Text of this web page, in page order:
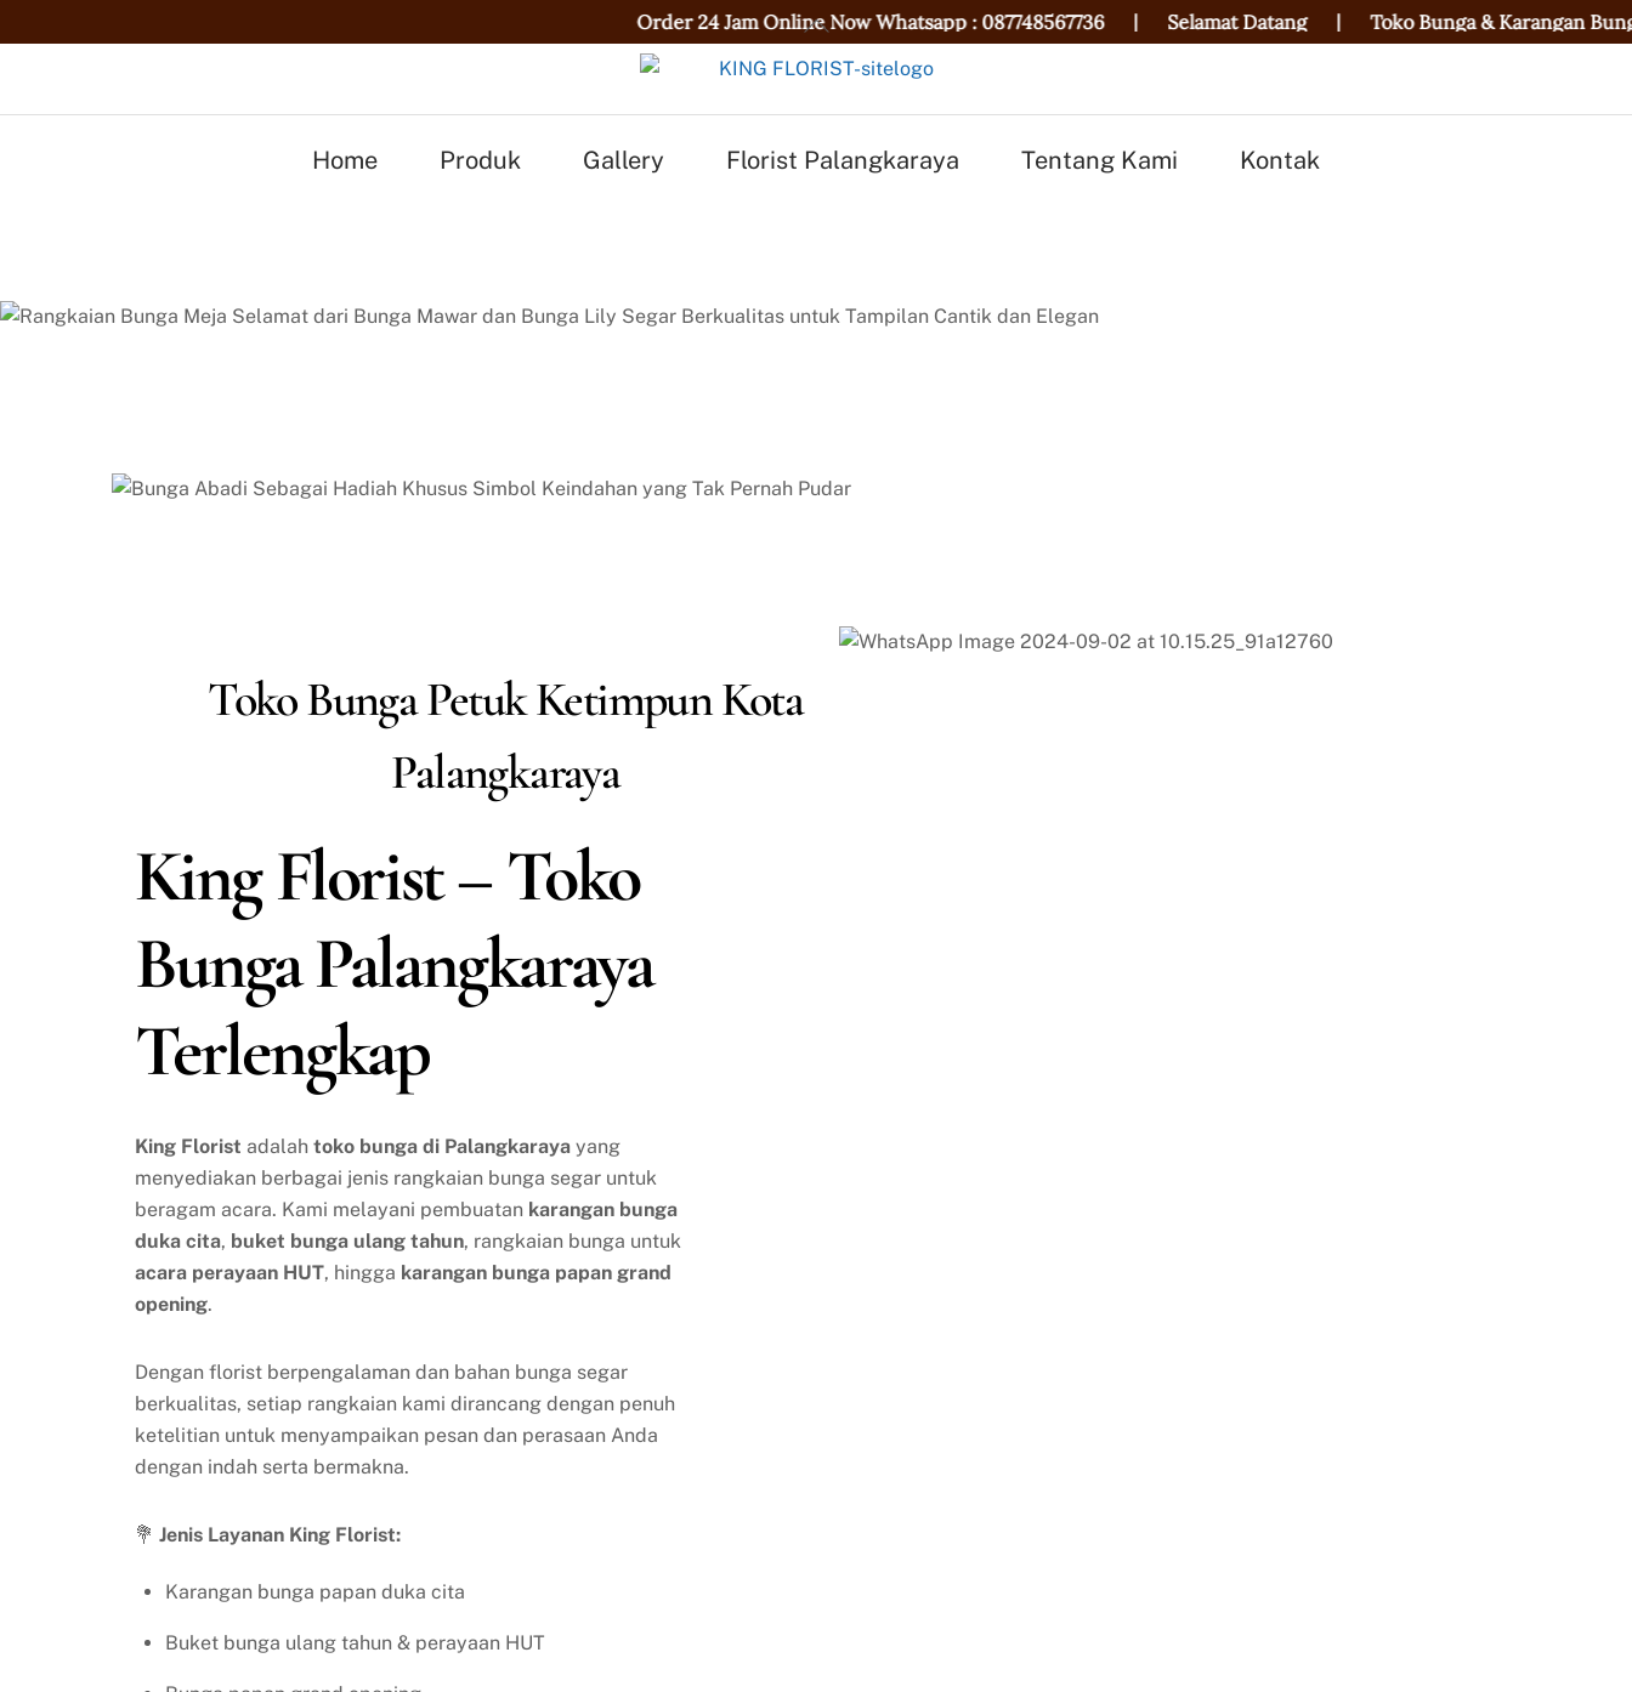
Order 24 Jam Online Now Whatsapp :087748567736 | Selamat Datang | Toko Bunga & Karangan Bunga Terbaik
Home Produk Gallery Florist Palangkaraya Tentang Kami Kontak
Toko Bunga Petuk Ketimpun Kota
Palangkaraya
King Florist – Toko
Bunga Palangkaraya
Terlengkap
King Florist adalah toko bunga di Palangkarayayang
menyediakan berbagai jenis rangkaian bunga segar untuk
beragam acara. Kami melayani pembuatan karangan bunga
duka cita, buket bunga ulang tahun, rangkaian bunga untuk
acara perayaan HUT, hingga karangan bunga papan grand
opening.
Dengan florist berpengalaman dan bahan bunga segar
berkualitas, setiap rangkaian kami dirancang dengan penuh
ketelitian untuk menyampaikan pesan dan perasaan Anda
dengan indah serta bermakna.
💐 Jenis Layanan King Florist:
Karangan bunga papan duka cita
Buket bunga ulang tahun & perayaan HUT